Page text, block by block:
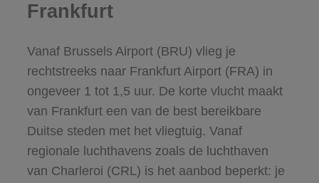
Frankfurt
Vanaf Brussels Airport (BRU) vlieg je
rechtstreeks naar Frankfurt Airport (FRA) in
ongeveer 1 tot 1,5 uur. De korte vlucht maakt
van Frankfurt een van de best bereikbare
Duitse steden met het vliegtuig. Vanaf
regionale luchthavens zoals de luchthaven
van Charleroi (CRL) is het aanbod beperkt: je